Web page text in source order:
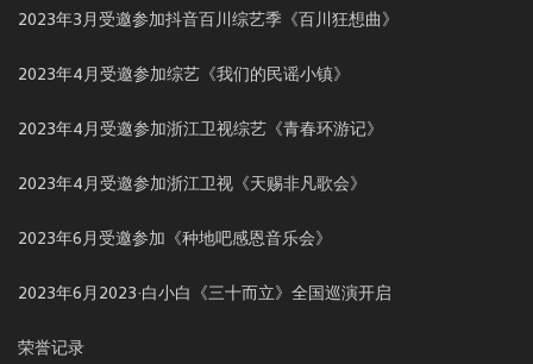
2023年3月受邀参加抖音百川综艺季《百川狂想曲》
2023年4月受邀参加综艺《我们的民谣小镇》
2023年4月受邀参加浙江卫视综艺《青春环游记》
2023年4月受邀参加浙江卫视《天赐非凡歌会》
2023年6月受邀参加《种地吧感恩音乐会》
2023年6月2023·白小白《三十而立》全国巡演开启
荣誉记录